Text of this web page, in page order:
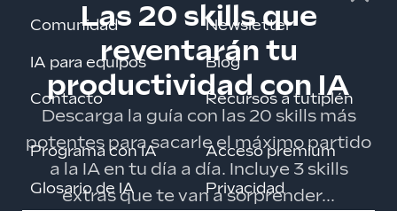
Las 20 skills que
reventarán tu
productividad con IA
Descarga la guía con las 20 skills más
potentes para sacarle el máximo partido
a la IA en tu día a día. Incluye 3 skills
extras que te van a sorprender...
Comunidad
IA para equipos
Contacto
Newsletter
Blog
Recursos a tutiplén
Programa con IA
Glosario de IA
Acceso premium
Privacidad